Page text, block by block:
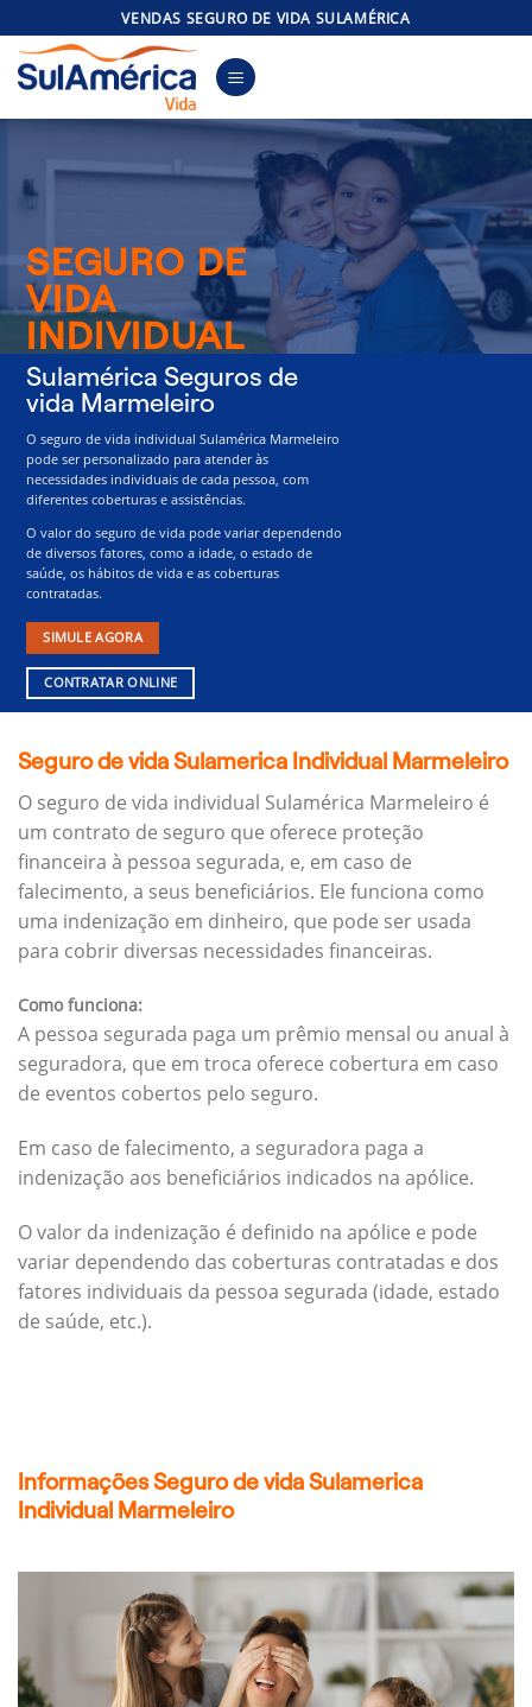
to
content
VENDAS SEGURO DE VIDA SULAMÉRICA
SEGURO DE
VIDA
INDIVIDUAL
Sulamérica Seguros de
vida Marmeleiro
O seguro de vida individual Sulamérica Marmeleiro
pode ser personalizado para atender às
necessidades individuais de cada pessoa, com
diferentes coberturas e assistências.
O valor do seguro de vida pode variar dependendo
de diversos fatores, como a idade, o estado de
saúde, os hábitos de vida e as coberturas
contratadas.
SIMULE AGORA
CONTRATAR ONLINE
Seguro de vida Sulamerica Individual Marmeleiro
O seguro de vida individual Sulamérica Marmeleiro é
um contrato de seguro que oferece proteção
financeira à pessoa segurada, e, em caso de
falecimento, a seus beneficiários. Ele funciona como
uma indenização em dinheiro, que pode ser usada
para cobrir diversas necessidades financeiras.
Como funciona:
A pessoa segurada paga um prêmio mensal ou anual à
seguradora, que em troca oferece cobertura em caso
de eventos cobertos pelo seguro.
Em caso de falecimento, a seguradora paga a
indenização aos beneficiários indicados na apólice.
O valor da indenização é definido na apólice e pode
variar dependendo das coberturas contratadas e dos
fatores individuais da pessoa segurada (idade, estado
de saúde, etc.).
Informações Seguro de vida Sulamerica
Individual Marmeleiro